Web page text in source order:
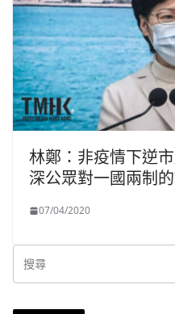
林鄭：非疫情下逆
深公眾對一國兩制
07/04/2020